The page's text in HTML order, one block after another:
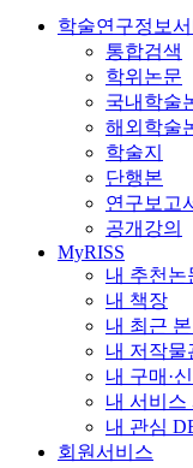
학술연구정보
통합검색
학위논문
국내학술
해외학술
학술지
단행본
연구보고
공개강의
MyRISS
내 추천논
내 책장
내 최근
내 저작물
내 구매·
내 서비스
내 관심
회원서비스